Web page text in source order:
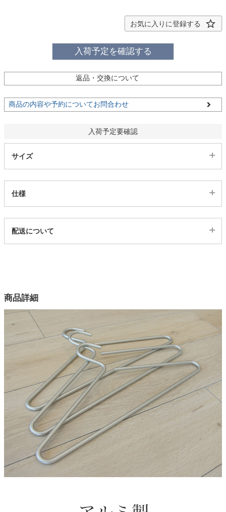
ファブリック
ラグ
収納用品
生活用品
インテリア雑貨
タワー
お気に入りに登録する
入荷予定を確認する
返品・交換について
商品の内容や予約についてお問合わせ
入荷予定要確認
サイズ
仕様
1ss317304
1色
素材
アルミニウム
商品重量
原産国
中国
配送について
商品詳細